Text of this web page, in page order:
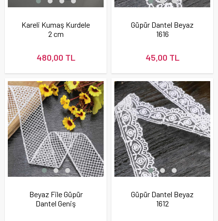
Kareli Kumaş Kurdele
2 cm
480,00 TL
Güpür Dantel Beyaz
1616
45,00 TL
Beyaz File Güpür
Dantel Geniş
Güpür Dantel Beyaz
1612